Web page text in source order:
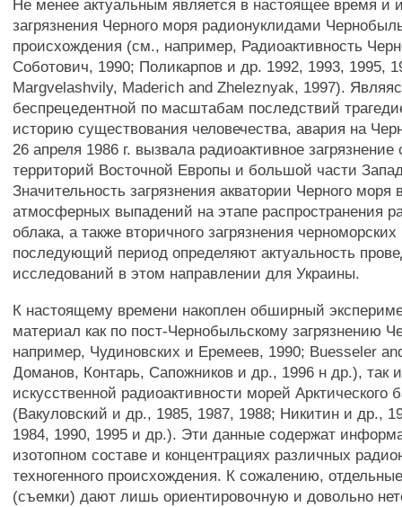
Не менее актуальным является в настоящее время и
загрязнения Черного моря радионуклидами
происхождения (см., например, Радиоактивность
Соботович, 1990; Поликарпов и др. 1992, 1993, 1995,
Margvelashvily, Maderich and Zheleznyak, 1997).
беспрецедентной по масштабам последствий
историю существования человечества, авария на
26 апреля 1986 г. вызвала радиоактивное
территорий Восточной Европы и большой части
Значительность загрязнения акватории Черного моря
атмосферных выпадений на этапе распространения
облака, а также вторичного загрязнения
последующий период определяют актуальность
исследований в этом направлении для Украины.
К настоящему времени накоплен обширный
материал как по пост-Чернобыльскому загрязнению
например, Чудиновских и Еремеев, 1990; Buesseler
Доманов, Контарь, Сапожников и др., 1996 н др.), так
искусственной радиоактивности морей Арктического
(Вакуловский и др., 1985, 1987, 1988; Никитин и др.,
1984, 1990, 1995 и др.). Эти данные содержат
изотопном составе и концентрациях различных
техногенного происхождения. К сожалению,
(съемки) дают лишь ориентировочную и довольно